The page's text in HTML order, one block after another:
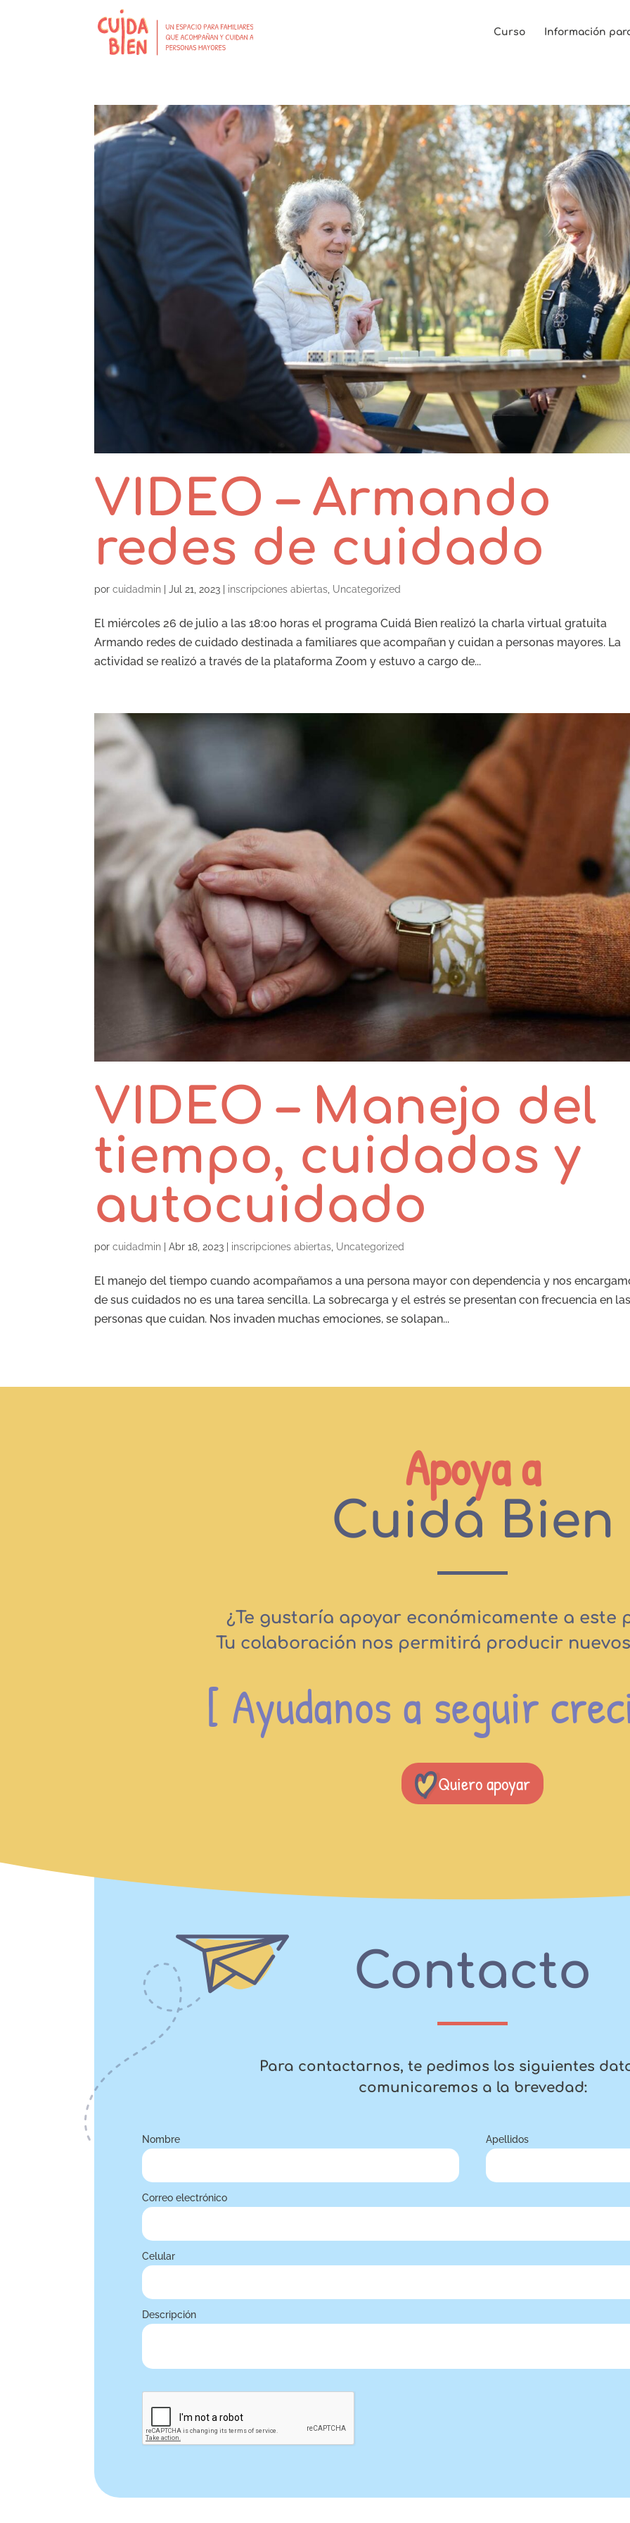
Curso Información
VIDEO – Armando
redes de cuidado
porcuidadmin |Jul 21, 2023 inscripciones abiertas Uncategorized
El miércoles 26 de julio a las 18:00 horas el programa Cuidá Bien realizó la charla virtual gratuita
Armando redes de cuidado destinada a familiares que acompañan y cuidan a personas mayores. La
actividad se realizó a través de la plataforma Zoom y estuvo a cargo de...
VIDEO – Manejo del
tiempo, cuidados y
autocuidado
porcuidadmin |Abr 18, 2023 | inscripciones abiertas Uncategorized
El manejo del tiempo cuando acompañamos a una persona mayor con dependencia y nos
de sus cuidados no es una tarea sencilla. La sobrecarga y el estrés se presentan con frecuencia en
personas que cuidan. Nos invaden muchas emociones, se solapan...
Apoya a
Cuidá Bien
¿Te gustaría apoyar económicamente a este
Tu colaboración nos permitirá producir
[ Ayudanos a seguir
Quiero apoyar
Contacto
Para contactarnos, te pedimos los siguientes
comunicaremos a la brevedad:
Nombre Apellidos
Correo electrónico
Celular
Descripción